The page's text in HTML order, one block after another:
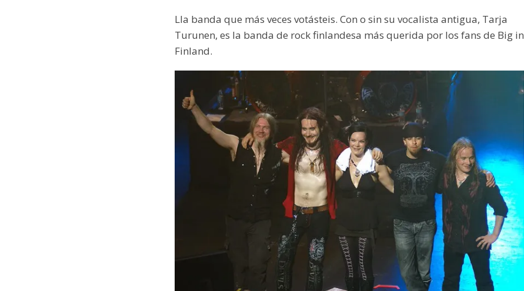
Lla banda que más veces votásteis. Con o sin su vocalista antigua, Tarja
Turunen, es la banda de rock finlandesa más querida por los fans de Big in
Finland.